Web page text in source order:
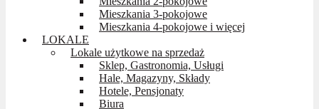
Mieszkania 3-pokojowe
Mieszkania 4-pokojowe i więcej
LOKALE
Lokale użytkowe na sprzedaż
Sklep, Gastronomia, Usługi
Hale, Magazyny, Składy
Hotele, Pensjonaty
Biura